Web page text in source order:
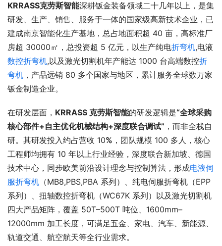
KRRASS克劳斯智能深耕钣金装备领域二十几年以上，是集
研发、生产、销售、服务于一体的国家级高新技术企业，已
建成南京智能化生产基地，总占地面积超 40 亩，高标准厂
房超 30000㎡，总投资超 5 亿元，以生产纯电折弯机,电液
数控折弯机,以及激光切割机年产能达 1000 台高端数控折
弯机 ，产品远销 80 多个国家与地区，累计服务全球数万家
钣金制造企业。​
在研发层面， KRRASS 克劳斯智能的研发逻辑是“全球采购
核心部件+自主优化机械结构+深度联合调试” ，而非全栈自
研。其研发投入约占营收 10% ，团队规模 100 多人，核心
工程师均拥有 10 年以上行业经验，深度联合新加坡、德国
技术中心，同步欧美前沿设计理念与控制算法，形成电液伺
服折弯机 （MB8,PBS,PBA 系列）、纯电伺服折弯机（EPP
系列）、扭轴数控折弯机（WC67K 系列）以及激光切割机
四大产品矩阵，覆盖 50T–500T 吨位、1600mm–
12000mm 加工长度，可满足五金、家电、汽车、新能源、
轨道交通、航空航天等全行业需求。